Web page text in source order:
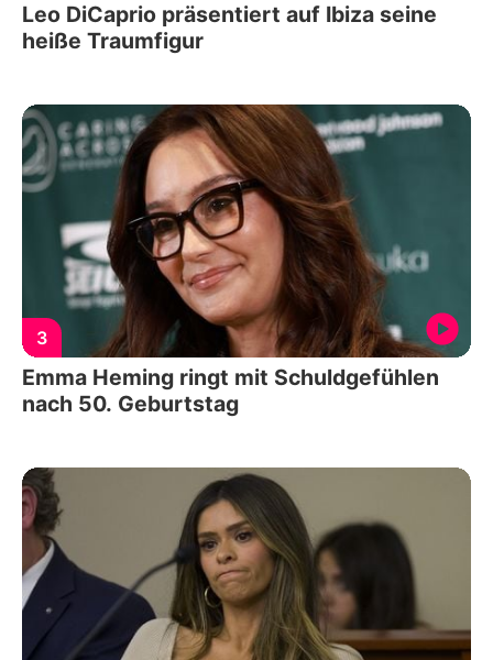
Leo DiCaprio präsentiert auf Ibiza seine
heiße Traumfigur
3
Emma Heming ringt mit Schuldgefühlen
nach 50. Geburtstag